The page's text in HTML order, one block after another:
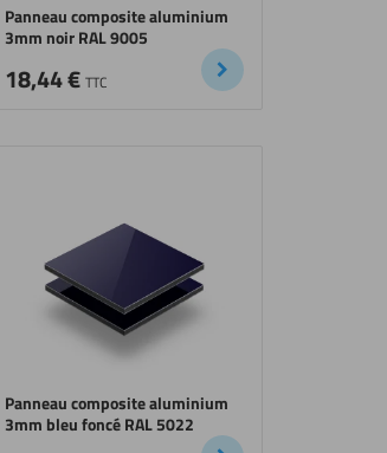
Panneau composite aluminium
3mm noir RAL 9005
18,44€ TTC
Panneau composite aluminium
3mm bleu foncé RAL 5022